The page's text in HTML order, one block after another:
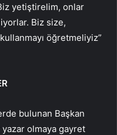
yetiştirelim, onlar
Biz size,
öğretmeliyiz”
bulunan Başkan
yazar olmaya gayret